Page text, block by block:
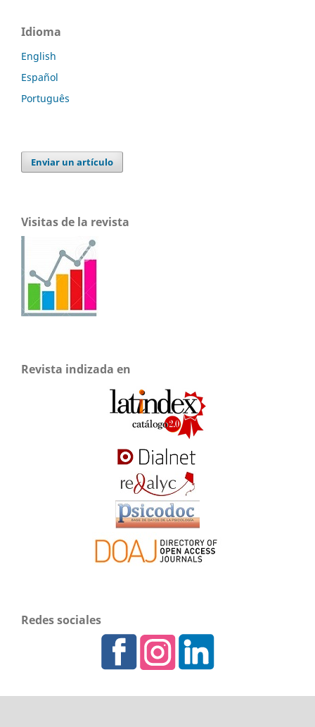
Idioma
English
Español
Português
Enviar un artículo
Visitas de la revista
Revista indizada en
Redes sociales